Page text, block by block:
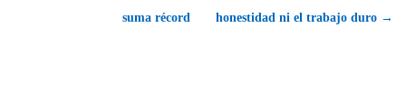
suma récord
honestidad ni el trabajo duro →